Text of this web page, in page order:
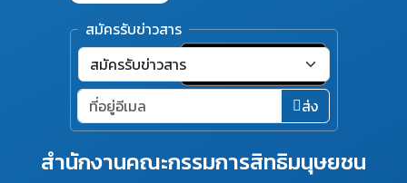
สำนักงานคณะกรรมการสิทธิมนุษยชน
สมัครรับข่าวสาร
ส่ง